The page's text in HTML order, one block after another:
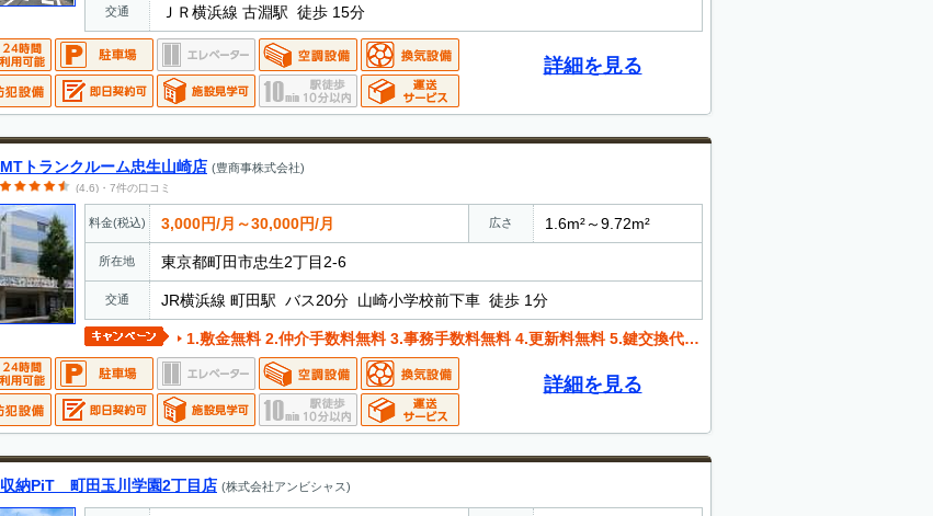
交通 ＪＲ横浜線 古淵駅 徒歩 15分
詳細を見る
MTトランクルーム忠生山崎店 (豊商事株式会社)
(4.6)・7件の口コミ
料金(税込) 3,000円/月～30,000円/月 広さ 1.6m²～9.72m²
所在地 東京都町田市忠生2丁目2-6
交通 JR横浜線 町田駅 バス20分 山崎小学校前下車 徒歩 1分
1.敷金無料 2.仲介手数料無料 3.事務手数料無料 4.更新料無料 5.鍵交換代無料 6.共益費・管理費なし
詳細を見る
収納PiT 町田玉川学園2丁目店 (株式会社アンビシャス)